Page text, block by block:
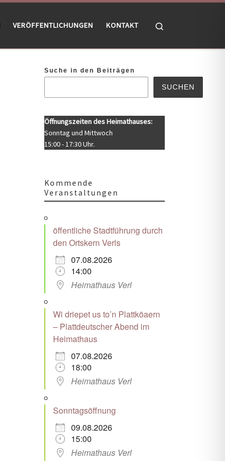
VERÖFFENTLICHUNGEN KONTAKT
Office 365 Outlook Live
Suche in den Beiträgen
SUCHEN
Öffnungszeiten des Heimathauses:
Sonntag und Mittwoch
15:00 - 17:30 Uhr.
Kommende
Veranstaltungen
öffentliche Stadtführung durch
den Ortskern Verls
07.08.2026
14:00
Heimathaus Verl
Wi driepet us to’n Plattköaern
– Plattdeutscher Abend im
Heimathaus
07.08.2026
18:00
Heimathaus Verl
Sonntagsöffnung
09.08.2026
15:00
Heimathaus Verl